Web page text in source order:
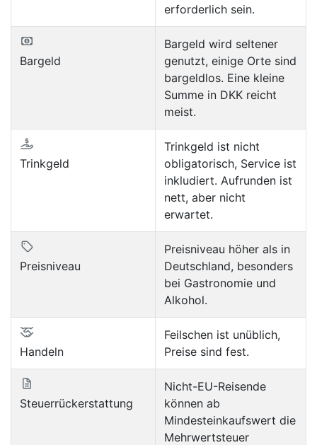
erforderlich sein.
Bargeld
Bargeld wird seltener
genutzt, einige Orte sind
bargeldlos. Eine kleine
Summe in DKK reicht
meist.
Trinkgeld
Trinkgeld ist nicht
obligatorisch, Service ist
inkludiert. Aufrunden ist
nett, aber nicht
erwartet.
Preisniveau
Preisniveau höher als in
Deutschland, besonders
bei Gastronomie und
Alkohol.
Handeln
Feilschen ist unüblich,
Preise sind fest.
Steuerrückerstattung
Nicht-EU-Reisende
können ab
Mindesteinkaufswert die
Mehrwertsteuer